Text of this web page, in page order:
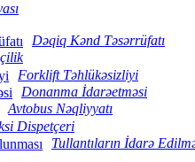
Dəqiq Kənd Təsərrüfatı
Forklift Təhlükəsizliyi
Donanma İdarəetməsi
Avtobus Nəqliyyatı
Dispetçeri
Tullantıların İdarə